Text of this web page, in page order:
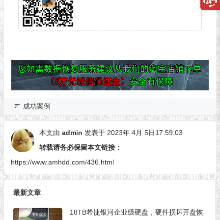
成功案例
本文由 admin 发表于 2023年 4月 5日17:59:03
转载请务必保留本文链接：
https://www.amhdd.com/436.html
最新文章
18TB希捷银河企业级硬盘，硬件损坏开盘恢